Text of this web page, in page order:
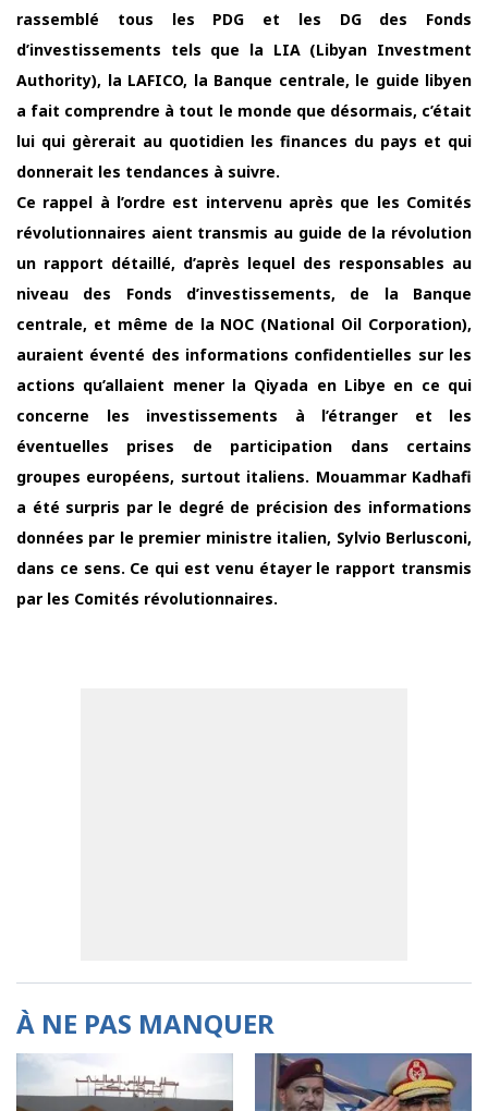
rassemblé tous les PDG et les DG des Fonds
d’investissements tels que la LIA (Libyan Investment
Authority), la LAFICO, la Banque centrale, le guide libyen
a fait comprendre à tout le monde que désormais, c’était
lui qui gèrerait au quotidien les finances du pays et qui
donnerait les tendances à suivre.
Ce rappel à l’ordre est intervenu après que les Comités
révolutionnaires aient transmis au guide de la révolution
un rapport détaillé, d’après lequel des responsables au
niveau des Fonds d’investissements, de la Banque
centrale, et même de la NOC (National Oil Corporation),
auraient éventé des informations confidentielles sur les
actions qu’allaient mener la Qiyada en Libye en ce qui
concerne les investissements à l’étranger et les
éventuelles prises de participation dans certains
groupes européens, surtout italiens. Mouammar Kadhafi
a été surpris par le degré de précision des informations
données par le premier ministre italien, Sylvio Berlusconi,
dans ce sens. Ce qui est venu étayer le rapport transmis
par les Comités révolutionnaires.
À NE PAS MANQUER